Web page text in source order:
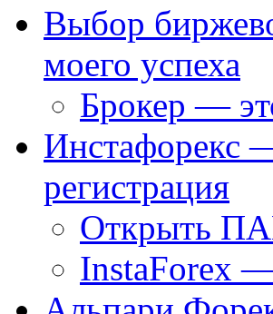
Выбор
моего успеха
Брокер —
Инстафорекс
регистрация
Открыть
InstaForex